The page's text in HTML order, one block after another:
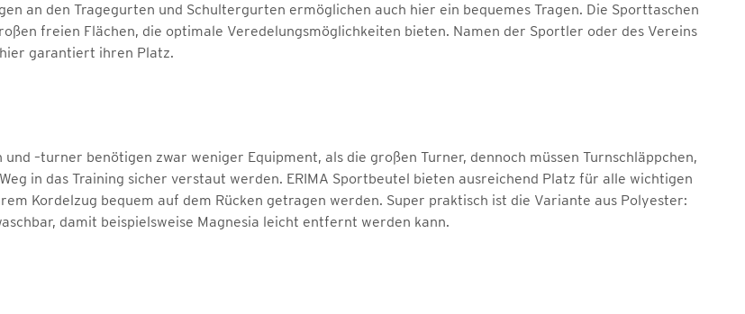
an den Tragegurten und Schultergurten ermöglichen auch hier ein bequemes Tragen. Die Sporttaschen
freien Flächen, die optimale Veredelungsmöglichkeiten bieten. Namen der Sportler oder des Vereins
garantiert ihren Platz.
–turner benötigen zwar weniger Equipment, als die großen Turner, dennoch müssen Turnschläppchen,
in das Training sicher verstaut werden. ERIMA Sportbeutel bieten ausreichend Platz für alle wichtigen
Kordelzug bequem auf dem Rücken getragen werden. Super praktisch ist die Variante aus Polyester:
damit beispielsweise Magnesia leicht entfernt werden kann.